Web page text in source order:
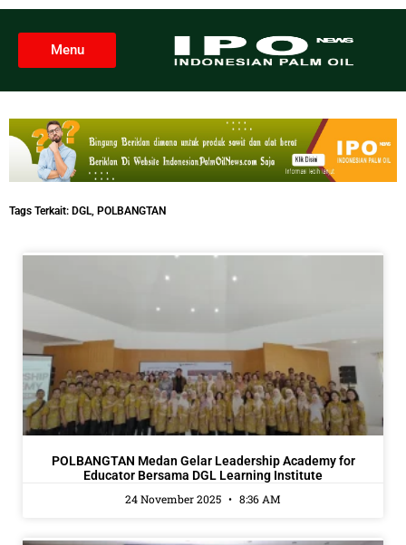
Menu
Tags Terkait: DGL, POLBANGTAN
POLBANGTAN Medan Gelar Leadership Academy for
Educator Bersama DGL Learning Institute
24 November 2025
8:36 AM